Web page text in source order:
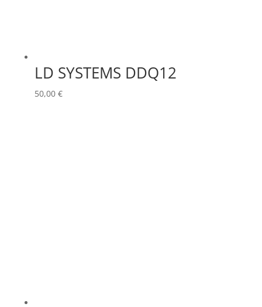
LD SYSTEMS DDQ12
50,00 €